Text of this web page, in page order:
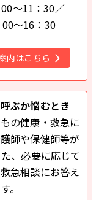
～11：30／
16：30
内はこちら
ぶか悩むとき
の健康・救急に
師や保健師等が
、必要に応じて
急相談にお答え
。